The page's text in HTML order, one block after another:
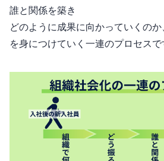
誰と関係を築き
どのように成果に向かっていくのか
を身につけていく一連のプロセスで